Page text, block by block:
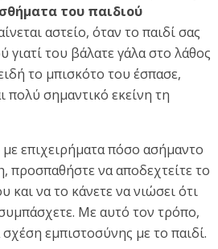
του παιδιού
αστείο, όταν το παιδί σας
γιατί του βάλατε γάλα στο λάθος
το μπισκότο του έσπασε,
πολύ σημαντικό εκείνη τη
με επιχειρήματα πόσο ασήμαντο
προσπαθήστε να αποδεχτείτε το
και να το κάνετε να νιώσει ότι
Με αυτό τον τρόπο,
εμπιστοσύνης με το παιδί.